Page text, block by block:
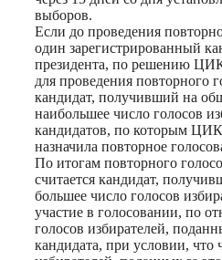
выборов.
Если до проведения
один зарегистрированный
президента, по решению
для проведения повторного
кандидат, получивший на
наибольшее число голосов
кандидатов, по которым ЦИК
назначила повторное
По итогам повторного
считается кандидат,
большее число голосов
участие в голосовании, по
голосов избирателей,
кандидата, при условии, что